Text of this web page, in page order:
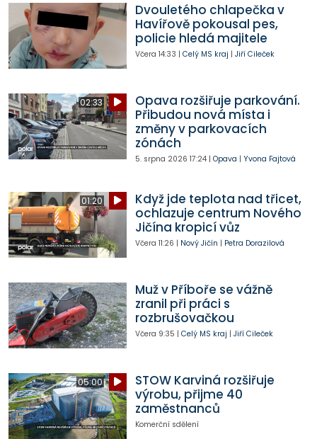
Dvouletého chlapečka v
Havířově pokousal pes,
policie hledá majitele
Včera 14:33 | Celý MS kraj | Jiří Cileček
02:33
Opava rozšiřuje parkování.
Přibudou nová místa i
změny v parkovacích
zónách
5. srpna 2026 17:24| Opava | Yvona Fajtová
01:20
Když jde teplota nad třicet,
ochlazuje centrum Nového
Jičína kropicí vůz
Včera 11:26 | Nový Jičín | Petra Dorazilová
Muž v Příboře se vážně
zranil při práci s
rozbrušovačkou
Včera 9:35 | Celý MS kraj | Jiří Cileček
05:00
STOW Karviná rozšiřuje
výrobu, přijme 40
zaměstnanců
Komerční sdělení